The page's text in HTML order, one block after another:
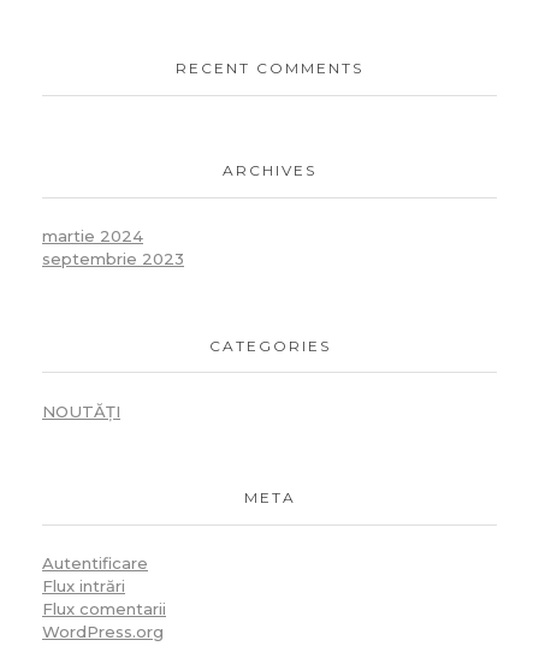
RECENT COMMENTS
ARCHIVES
martie 2024
septembrie 2023
CATEGORIES
NOUTĂȚI
META
Autentificare
Flux intrări
Flux comentarii
WordPress.org